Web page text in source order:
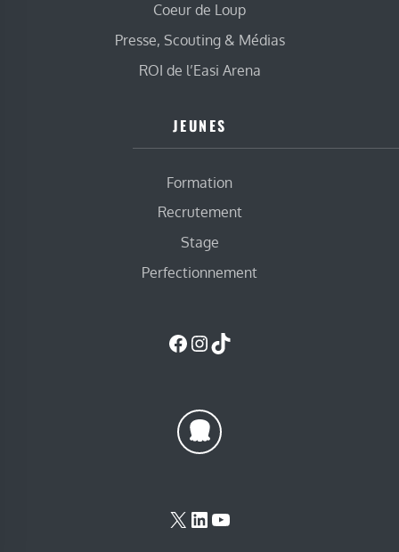
Coeur de Loup
Presse, Scouting & Médias
ROI de l’Easi Arena
JEUNES
Formation
Recrutement
Stage
Perfectionnement
Facebook
Instagram
TikTok
X LinkedIn
YouTube